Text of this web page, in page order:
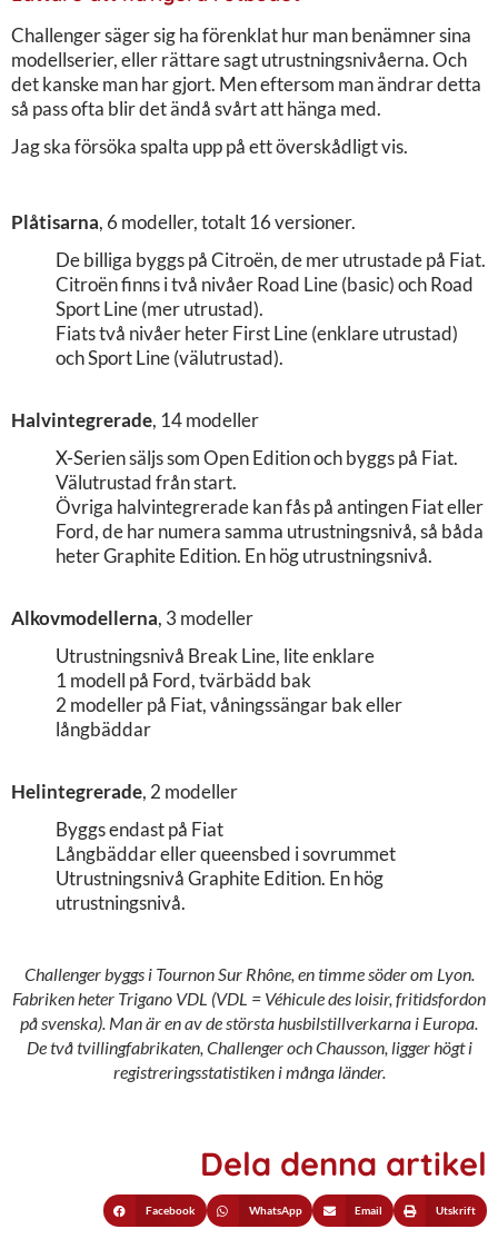
Challenger säger sig ha förenklat hur man benämner sina
modellserier, eller rättare sagt utrustningsnivåerna. Och
det kanske man har gjort. Men eftersom man ändrar detta
så pass ofta blir det ändå svårt att hänga med.
Jag ska försöka spalta upp på ett överskådligt vis.
Plåtisarna, 6 modeller, totalt 16 versioner.
De billiga byggs på Citroën, de mer utrustade på Fiat.
Citroën finns i två nivåer Road Line (basic) och Road
Sport Line (mer utrustad).
Fiats två nivåer heter First Line (enklare utrustad)
och Sport Line (välutrustad).
Halvintegrerade, 14 modeller
X-Serien säljs som Open Edition och byggs på Fiat.
Välutrustad från start.
Övriga halvintegrerade kan fås på antingen Fiat eller
Ford, de har numera samma utrustningsnivå, så båda
heter Graphite Edition. En hög utrustningsnivå.
Alkovmodellerna, 3 modeller
Utrustningsnivå Break Line, lite enklare
1 modell på Ford, tvärbädd bak
2 modeller på Fiat, våningssängar bak eller
långbäddar
Helintegrerade, 2 modeller
Byggs endast på Fiat
Långbäddar eller queensbed i sovrummet
Utrustningsnivå Graphite Edition. En hög
utrustningsnivå.
Challenger byggs i Tournon Sur Rhône, en timme söder om Lyon.
Fabriken heter Trigano VDL (VDL = Véhicule des loisir, fritidsfordon
på svenska). Man är en av de största husbilstillverkarna i Europa.
De två tvillingfabrikaten, Challenger och Chausson, ligger högt i
registreringsstatistiken i många länder.
Dela denna artikel
Facebook WhatsApp Email Utskrift